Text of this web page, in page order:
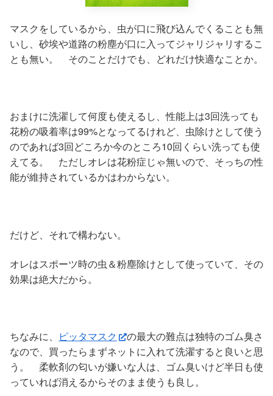
マスクをしているから、虫が口に飛び込んでくることも無
いし、砂埃や道路の粉塵が口に入ってジャリジャリするこ
とも無い。 そのことだけでも、どれだけ快適なことか。
おまけに洗濯して何度も使えるし、性能上は3回洗っても
花粉の吸着率は99%となってるけれど、虫除けとして使う
のであれば3回どころか今のところ10回くらい洗っても使
えてる。 ただしオレは花粉症じゃ無いので、そっちの性
能が維持されているかはわからない。
だけど、それで構わない。
オレはスポーツ時の虫＆粉塵除けとして使っていて、その
効果は絶大だから。
ちなみに、 ピッタマスク
の最大の難点は独特のゴム臭さ
なので、買ったらまずネットに入れて洗濯すると良いと思
う。 柔軟剤の匂いが嫌いな人は、ゴム臭いけど半日も使
っていれば消えるからそのまま使うも良し。